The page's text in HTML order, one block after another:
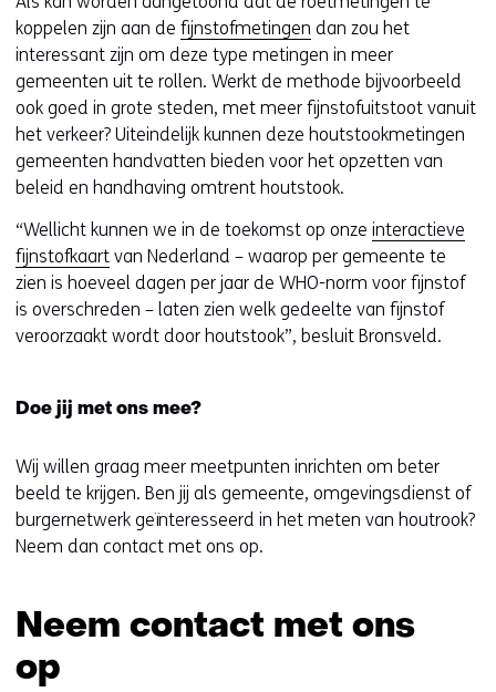
koppelen zijn aan de fijnstofmetingen dan zou het
interessant zijn om deze type metingen in meer
gemeenten uit te rollen. Werkt de methode bijvoorbeeld
ook goed in grote steden, met meer fijnstofuitstoot vanuit
het verkeer? Uiteindelijk kunnen deze houtstookmetingen
gemeenten handvatten bieden voor het opzetten van
beleid en handhaving omtrent houtstook.
“Wellicht kunnen we in de toekomst op onze interactieve
fijnstofkaart van Nederland – waarop per gemeente te
zien is hoeveel dagen per jaar de WHO-norm voor fijnstof
is overschreden – laten zien welk gedeelte van fijnstof
veroorzaakt wordt door houtstook”, besluit Bronsveld.
Doe jij met ons mee?
Wij willen graag meer meetpunten inrichten om beter
beeld te krijgen. Ben jij als gemeente, omgevingsdienst of
burgernetwerk geïnteresseerd in het meten van houtrook?
Neem dan contact met ons op.
Neem contact met ons
op